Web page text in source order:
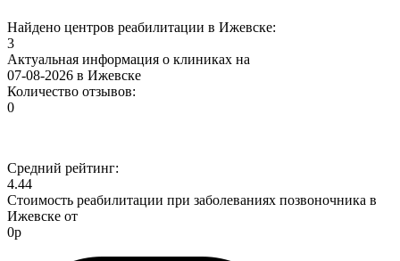
Найдено центров реабилитации в Ижевске:
3
Актуальная информация о клиниках на
07-08-2026 в Ижевске
Количество отзывов:
0
Средний рейтинг:
4.44
Стоимость реабилитации при заболеваниях позвоночника в
Ижевске от
0р